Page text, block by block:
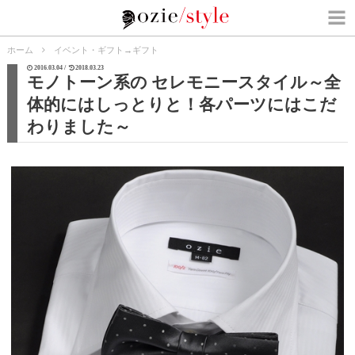
ホーム イベント・ギフト → ギフト
2016.03.04 / 2018.03.23
モノトーン系の セレモニースタイル～全
体的にはしっとりと！各パーツにはこだ
わりました～